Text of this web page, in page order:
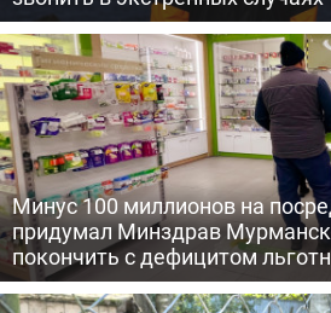
Минус 100 миллионов на
придумал Минздрав
покончить с дефицитом